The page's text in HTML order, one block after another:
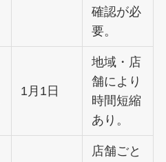
確認が必
要。
1月1日
地域・店
舗により
時間短縮
あり。
店舗ごと